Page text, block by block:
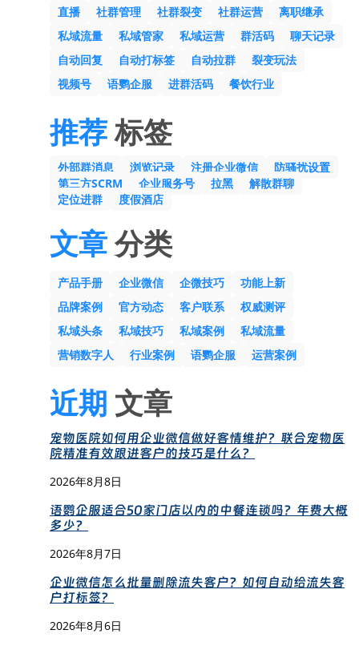
直播 社群管理 社群裂变 社群运营
离职继承
私域流量
私域管家 私域运营 群活码
聊天记录
自动回复
自动打标签 自动拉群
裂变玩法
视频号
语鹦企服 进群活码 餐饮行业
推荐标签
外部群消息 浏览记录 注册企业微信
防骚扰设置
第三方SCRM
企业服务号 拉黑
解散群聊
定位进群
度假酒店
文章分类
产品手册 企业微信 企微技巧
功能上新
品牌案例
官方动态 客户联系
权威测评
私域头条
私域技巧 私域案例
私域流量
营销数字人
行业案例 语鹦企服 运营案例
近期 文章
宠物医院如何用企业微信做好客情维护？联合宠物医
院精准有效跟进客户的技巧是什么？
2026年8月8日
语鹦企服适合50家门店以内的中餐连锁吗？年费大概
多少？
2026年8月7日
企业微信怎么批量删除流失客户？如何自动给流失客
户打标签？
2026年8月6日